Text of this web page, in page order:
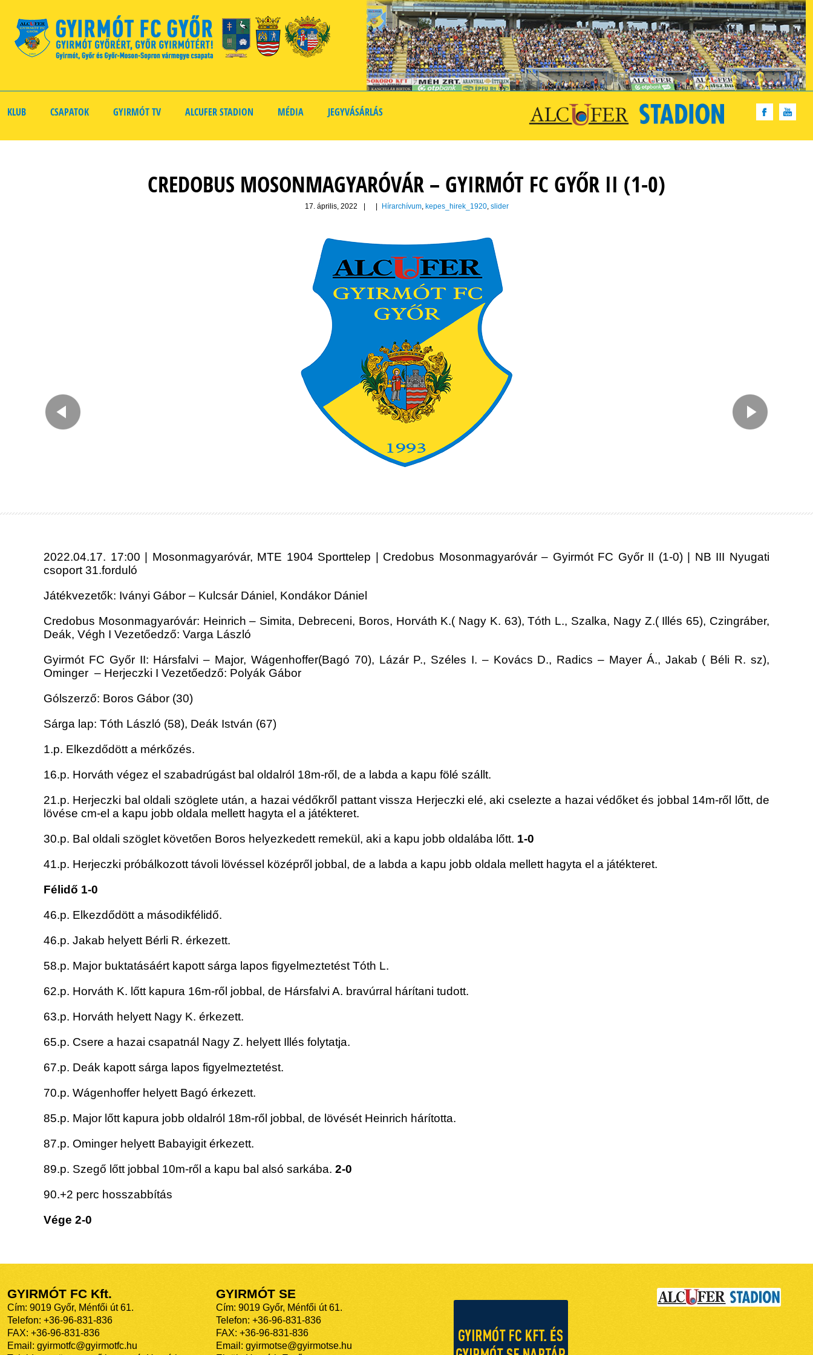
KLUB CSAPATOK GYIRMÓT TV ALCUFER STADION MÉDIA JEGYVÁSÁRLÁS
CREDOBUS MOSONMAGYARÓVÁR – GYIRMÓT FC GYŐR II (1-0)
17. április, 2022 Hírarchívum, kepes_hirek_1920, slider
2022.04.17. 17:00 | Mosonmagyaróvár, MTE 1904 Sporttelep | Credobus Mosonmagyaróvár – Gyirmót FC Győr II (1-0) | NB III Nyugati
csoport 31.forduló
Játékvezetők: Iványi Gábor – Kulcsár Dániel, Kondákor Dániel
Credobus Mosonmagyaróvár: Heinrich – Simita, Debreceni, Boros, Horváth K.( Nagy K. 63), Tóth L., Szalka, Nagy Z.( Illés 65), Czingráber,
Deák, Végh I Vezetőedző: Varga László
Gyirmót FC Győr II: Hársfalvi – Major, Wágenhoffer(Bagó 70), Lázár P., Széles I. – Kovács D., Radics – Mayer Á., Jakab ( Béli R. sz),
Ominger – Herjeczki I Vezetőedző: Polyák Gábor
Gólszerző: Boros Gábor (30)
Sárga lap: Tóth László (58), Deák István (67)
1.p. Elkezdődött a mérkőzés.
16.p. Horváth végez el szabadrúgást bal oldalról 18m-ről, de a labda a kapu fölé szállt.
21.p. Herjeczki bal oldali szöglete után, a hazai védőkről pattant vissza Herjeczki elé, aki cselezte a hazai védőket és jobbal 14m-ről lőtt, de
lövése cm-el a kapu jobb oldala mellett hagyta el a játékteret.
30.p. Bal oldali szöglet követően Boros helyezkedett remekül, aki a kapu jobb oldalába lőtt. 1-0
41.p. Herjeczki próbálkozott távoli lövéssel középről jobbal, de a labda a kapu jobb oldala mellett hagyta el a játékteret.
Félidő 1-0
46.p. Elkezdődött a másodikfélidő.
46.p. Jakab helyett Bérli R. érkezett.
58.p. Major buktatásáért kapott sárga lapos figyelmeztetést Tóth L.
62.p. Horváth K. lőtt kapura 16m-ről jobbal, de Hársfalvi A. bravúrral hárítani tudott.
63.p. Horváth helyett Nagy K. érkezett.
65.p. Csere a hazai csapatnál Nagy Z. helyett Illés folytatja.
67.p. Deák kapott sárga lapos figyelmeztetést.
70.p. Wágenhoffer helyett Bagó érkezett.
85.p. Major lőtt kapura jobb oldalról 18m-ről jobbal, de lövését Heinrich hárította.
87.p. Ominger helyett Babayigit érkezett.
89.p. Szegő lőtt jobbal 10m-ről a kapu bal alsó sarkába. 2-0
90.+2 perc hosszabbítás
Vége 2-0
GYIRMÓT FC Kft.
Cím: 9019 Győr, Ménfői út 61.
Telefon: +36-96-831-836
FAX: +36-96-831-836
Email: gyirmotfc@gyirmotfc.hu
GYIRMÓT SE
Cím: 9019 Győr, Ménfői út 61.
Telefon: +36-96-831-836
FAX: +36-96-831-836
Email: gyirmotse@gyirmotse.hu